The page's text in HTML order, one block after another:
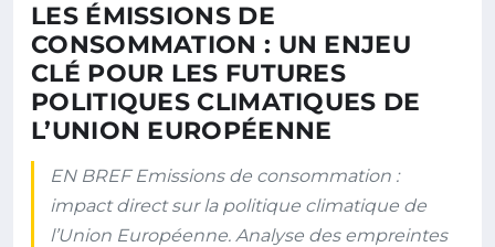
LES ÉMISSIONS DE
CONSOMMATION : UN ENJEU
CLÉ POUR LES FUTURES
POLITIQUES CLIMATIQUES DE
L’UNION EUROPÉENNE
EN BREF Emissions de consommation :
impact direct sur la politique climatique de
l’Union Européenne. Analyse des empreintes